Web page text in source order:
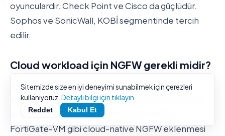
oyunculardır. Check Point ve Cisco da güçlüdür.
Sophos ve SonicWall, KOBİ segmentinde tercih
edilir.
Cloud workload için NGFW gerekli midir?
AWS/Azure/GCP’nin native Security Group’ları
temel düzeyde stateful firewall sunar. Production
workload için Palo Alto VM-Series, Fortinet
FortiGate-VM gibi cloud-native NGFW eklenmesi
Sitemizde size en iyi deneyimi sunabilmek için çerezleri
kullanıyoruz. Detaylı bilgi için tıklayın.
Reddet Kabul Et